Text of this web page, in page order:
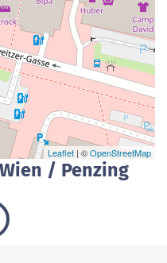
Leaflet | ©OpenStreetMap
/ Penzing